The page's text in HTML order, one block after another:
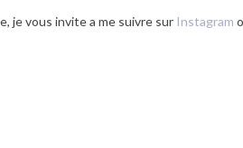
je vous invite a me suivre sur Instagram